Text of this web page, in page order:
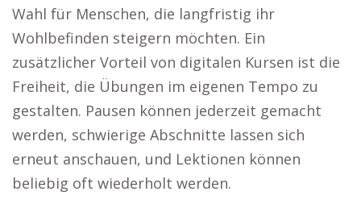
Wahl für Menschen, die langfristig ihr
Wohlbefinden steigern möchten. Ein
zusätzlicher Vorteil von digitalen Kursen ist die
Freiheit, die Übungen im eigenen Tempo zu
gestalten. Pausen können jederzeit gemacht
werden, schwierige Abschnitte lassen sich
erneut anschauen, und Lektionen können
beliebig oft wiederholt werden.